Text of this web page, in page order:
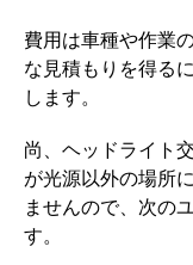
費用は車種や作業
な見積もりを得る
します。
尚、ヘッドライト
が光源以外の場所
ませんので、次の
す。